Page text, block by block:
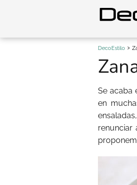
DecoEstilo
Se acaba
en